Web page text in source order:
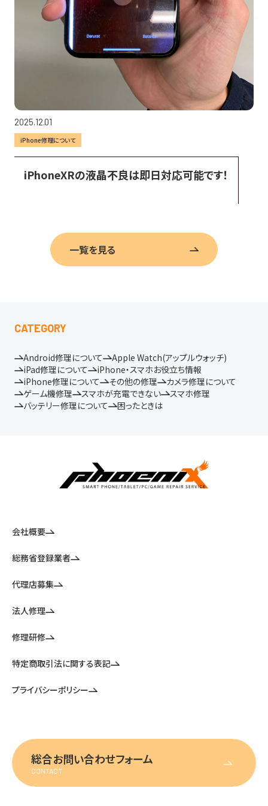
2025.12.01
iPhone修理について
iPhoneXRの液晶不良は即日対応可能です！
一覧を見る
CATEGORY
Android修理について
Apple Watch(アップルウォッチ)
iPad修理について
iPhone・スマホお役立ち情報
iPhone修理について
その他の修理
カメラ修理について
ゲーム機修理
スマホが充電できない
スマホ修理
バッテリー修理について
困ったときは
会社概要
総務省登録業者
代理店募集
法人修理
修理研修
特定商取引法に関する表記
プライバシーポリシー
総合お問い合わせフォーム
CONTACT